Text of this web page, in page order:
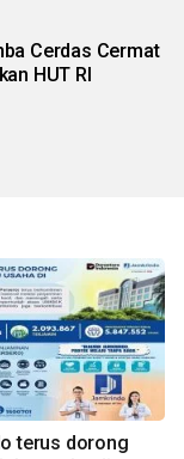
Cerdas Cermat
HUT RI
terus dorong